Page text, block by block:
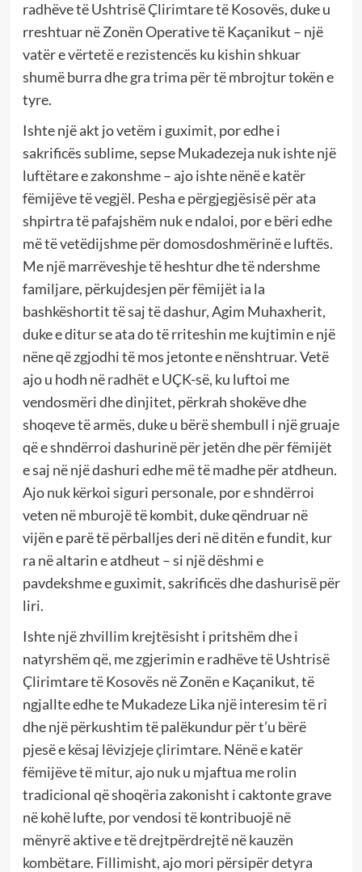
radhëve të Ushtrisë Çlirimtare të Kosovës, duke u
rreshtuar në Zonën Operative të Kaçanikut – një
vatër e vërtetë e rezistencës ku kishin shkuar
shumë burra dhe gra trima për të mbrojtur tokën e
tyre.
Ishte një akt jo vetëm i guximit, por edhe i
sakrificës sublime, sepse Mukadezeja nuk ishte një
luftëtare e zakonshme – ajo ishte nënë e katër
fëmijëve të vegjël. Pesha e përgjegjësisë për ata
shpirtra të pafajshëm nuk e ndaloi, por e bëri edhe
më të vetëdijshme për domosdoshmërinë e luftës.
Me një marrëveshje të heshtur dhe të ndershme
familjare, përkujdesjen për fëmijët ia la
bashkëshortit të saj të dashur, Agim Muhaxherit,
duke e ditur se ata do të rriteshin me kujtimin e një
nëne që zgjodhi të mos jetonte e nënshtruar. Vetë
ajo u hodh në radhët e UÇK-së, ku luftoi me
vendosmëri dhe dinjitet, përkrah shokëve dhe
shoqeve të armës, duke u bërë shembull i një gruaje
që e shndërroi dashurinë për jetën dhe për fëmijët
e saj në një dashuri edhe më të madhe për atdheun.
Ajo nuk kërkoi siguri personale, por e shndërroi
veten në mburojë të kombit, duke qëndruar në
vijën e parë të përballjes deri në ditën e fundit, kur
ra në altarin e atdheut – si një dëshmi e
pavdekshme e guximit, sakrificës dhe dashurisë për
liri.
Ishte një zhvillim krejtësisht i pritshëm dhe i
natyrshëm që, me zgjerimin e radhëve të Ushtrisë
Çlirimtare të Kosovës në Zonën e Kaçanikut, të
ngjallte edhe te Mukadeze Lika një interesim të ri
dhe një përkushtim të palëkundur për t’u bërë
pjesë e kësaj lëvizjeje çlirimtare. Nënë e katër
fëmijëve të mitur, ajo nuk u mjaftua me rolin
tradicional që shoqëria zakonisht i caktonte grave
në kohë lufte, por vendosi të kontribuojë në
mënyrë aktive e të drejtpërdrejtë në kauzën
kombëtare. Fillimisht, ajo mori përsipër detyra